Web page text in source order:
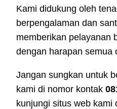
Kami didukung oleh
berpengalaman dan
memberikan pelayanan
dengan harapan semua
Jangan sungkan untuk
kami di nomor kontak
kunjungi situs web kami